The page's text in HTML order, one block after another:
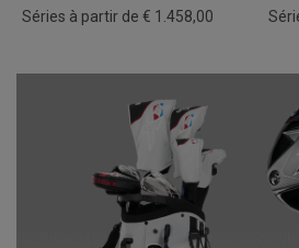
Séries à partir de € 1.458,00